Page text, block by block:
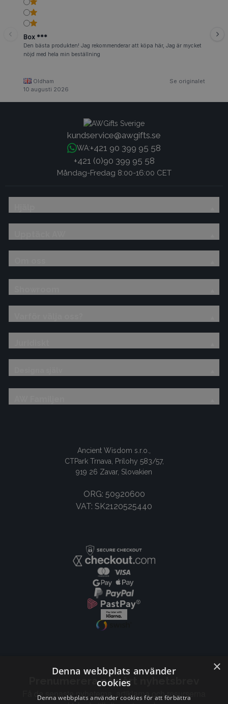
Box ***
Den bästa produkten! Jag rekommenderar att köpa här, Jag är mycket
nöjd med hela min beställning
Oldham
Se originalet
10 augusti 2026
kundservice@awgifts.se
WA:+421 90 399 95 58
+421 (0)90 399 95 58
Måndag-Fredag 8:00-16:00 CET
Ancient Wisdom s.r.o.,
CTPark Trnava, Prílohy 583/57,
919 26 Zavar, Slovakien
ORG: 50920600
VAT: SK2120525440
Prenumerera på vårt nyhetsbrev
Få de senaste nyheterna, artiklarna och resurserna
×
Denna webbplats använder
cookies
Denna webbplats använder cookies för att förbättra